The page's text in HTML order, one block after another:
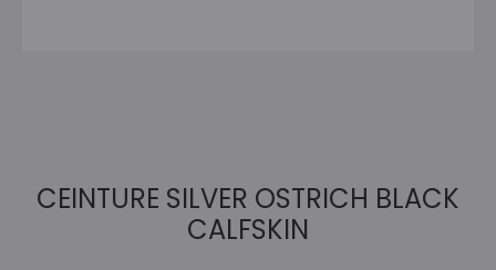
CEINTURE SILVER OSTRICH BLACK
CALFSKIN